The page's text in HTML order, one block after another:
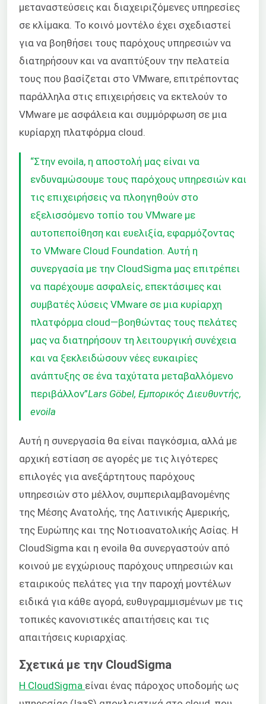
μεταναστεύσεις και διαχειριζόμενες υπηρεσίες
σε κλίμακα. Το κοινό μοντέλο έχει σχεδιαστεί
για να βοηθήσει τους παρόχους υπηρεσιών να
διατηρήσουν και να αναπτύξουν την πελατεία
τους που βασίζεται στο VMware, επιτρέποντας
παράλληλα στις επιχειρήσεις να εκτελούν το
VMware με ασφάλεια και συμμόρφωση σε μια
κυρίαρχη πλατφόρμα cloud.
“Στην evoila, η αποστολή μας είναι να
ενδυναμώσουμε τους παρόχους υπηρεσιών και
τις επιχειρήσεις να πλοηγηθούν στο
εξελισσόμενο τοπίο του VMware με
αυτοπεποίθηση και ευελιξία, εφαρμόζοντας
το VMware Cloud Foundation. Αυτή η
συνεργασία με την CloudSigma μας επιτρέπει
να παρέχουμε ασφαλείς, επεκτάσιμες και
συμβατές λύσεις VMware σε μια κυρίαρχη
πλατφόρμα cloud—βοηθώντας τους πελάτες
μας να διατηρήσουν τη λειτουργική συνέχεια
και να ξεκλειδώσουν νέες ευκαιρίες
ανάπτυξης σε ένα ταχύτατα μεταβαλλόμενο
περιβάλλον”Lars Göbel, Εμπορικός Διευθυντής,
evoila
Αυτή η συνεργασία θα είναι παγκόσμια, αλλά με
αρχική εστίαση σε αγορές με τις λιγότερες
επιλογές για ανεξάρτητους παρόχους
υπηρεσιών στο μέλλον, συμπεριλαμβανομένης
της Μέσης Ανατολής, της Λατινικής Αμερικής,
της Ευρώπης και της Νοτιοανατολικής Ασίας. Η
CloudSigma και η evoila θα συνεργαστούν από
κοινού με εγχώριους παρόχους υπηρεσιών και
εταιρικούς πελάτες για την παροχή μοντέλων
ειδικά για κάθε αγορά, ευθυγραμμισμένων με τις
τοπικές κανονιστικές απαιτήσεις και τις
απαιτήσεις κυριαρχίας.
Σχετικά με την CloudSigma
Η CloudSigma είναι ένας πάροχος υποδομής ως